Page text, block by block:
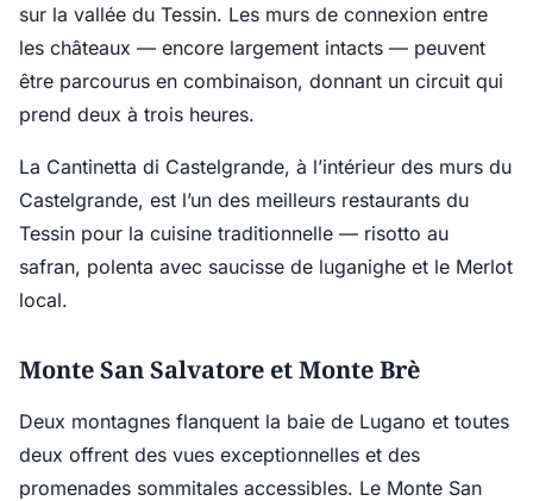
sur la vallée du Tessin. Les murs de connexion entre
les châteaux — encore largement intacts — peuvent
être parcourus en combinaison, donnant un circuit qui
prend deux à trois heures.
La Cantinetta di Castelgrande, à l’intérieur des murs du
Castelgrande, est l’un des meilleurs restaurants du
Tessin pour la cuisine traditionnelle — risotto au
safran, polenta avec saucisse de luganighe et le Merlot
local.
Monte San Salvatore et Monte Brè
Deux montagnes flanquent la baie de Lugano et toutes
deux offrent des vues exceptionnelles et des
promenades sommitales accessibles. Le Monte San